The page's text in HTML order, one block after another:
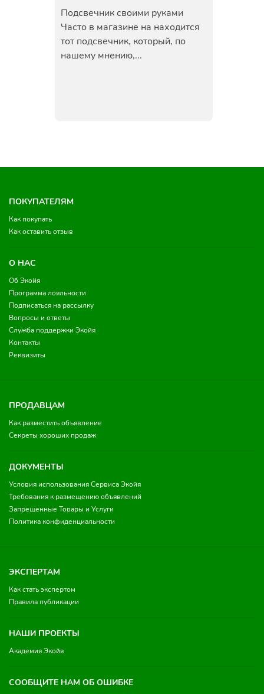
Подсвечник своими руками
Часто в магазине на находится
тот подсвечник, который, по
нашему мнению,...
ПОКУПАТЕЛЯМ
Как покупать
Как оставить отзыв
О НАС
Об Экойя
Программа лояльности
Подписаться на рассылку
Вопросы и ответы
Служба поддержки Экойя
Контакты
Реквизиты
ПРОДАВЦАМ
Как разместить объявление
Секреты хороших продаж
ДОКУМЕНТЫ
Условия использования Сервиса Экойя
Требования к размещению объявлений
Запрещенные Товары и Услуги
Политика конфиденциальности
ЭКСПЕРТАМ
Как стать экспертом
Правила публикации
НАШИ ПРОЕКТЫ
Академия Экойя
СООБЩИТЕ НАМ ОБ ОШИБКЕ